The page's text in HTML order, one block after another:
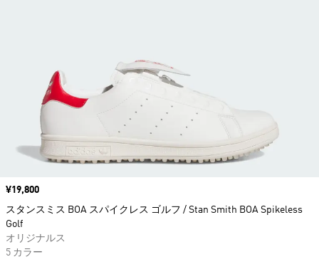
価格
¥19,800
スタンスミス BOA スパイクレス ゴルフ / Stan Smith BOA Spikeless
Golf
オリジナルス
5 カラー